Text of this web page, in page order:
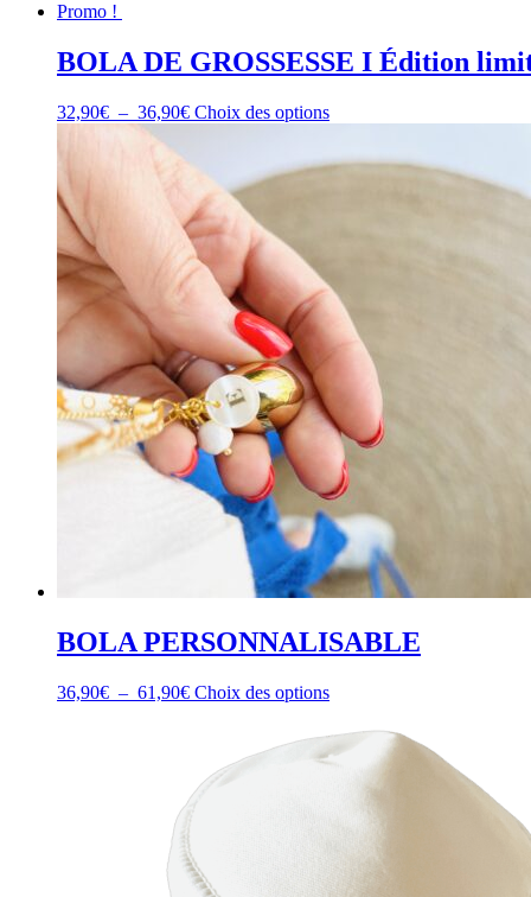
Promo !
BOLA DE GROSSESSE I Édition
32,90€ – 36,90€Plage
32,90€
36,90€
Choix des optionsCe
être
choisies
sur
la
produit
BOLA PERSONNALISABLE
36,90€ – 61,90€Plage
61,90€
Choix des options